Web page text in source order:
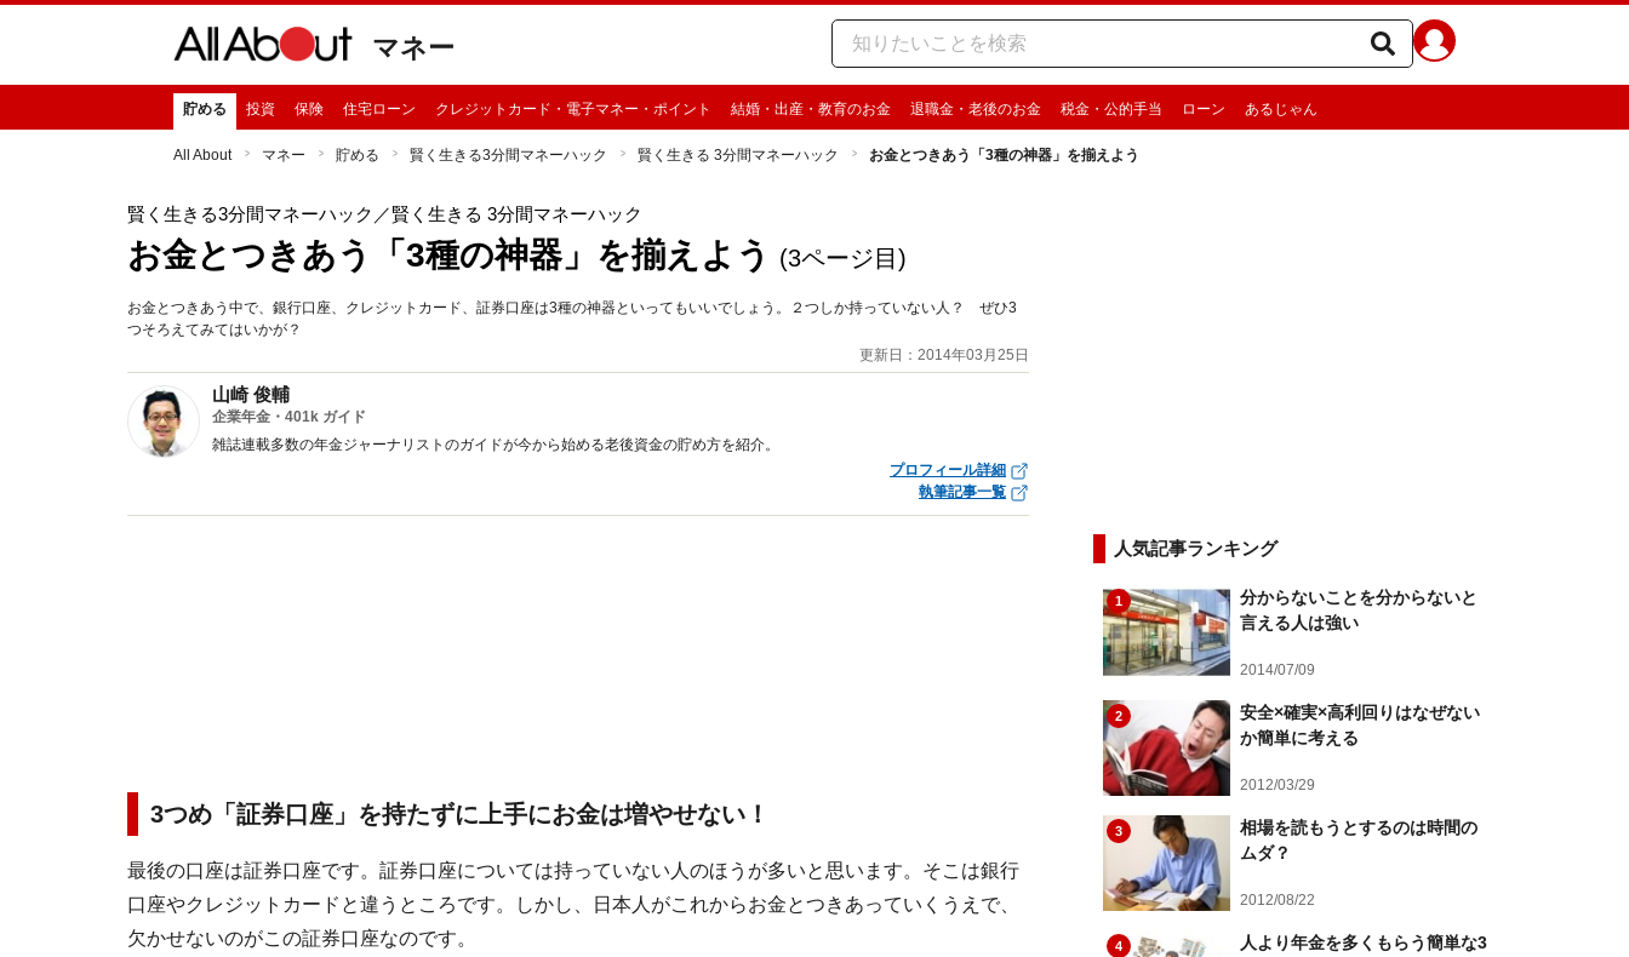
マネー
貯める 投資 保険 住宅ローン クレジットカード・電子マネー・ポイント 結婚・出産・教育のお金 退職金・老後のお金 税金・公的手当 ローン あるじゃん
All About マネー 貯める 賢く生きる3分間マネーハック 賢く生きる 3分間マネーハック お金とつきあう「3種の神器」を揃えよう
賢く生きる3分間マネーハック ／賢く生きる 3分間マネーハック
お金とつきあう「3種の神器」を揃えよう (3ページ目)
お金とつきあう中で、銀行口座、クレジットカード、証券口座は3種の神器といってもいいでしょう。２つしか持っていない人？ ぜひ3
つそろえてみてはいかが？
更新日：2014年03月25日
山崎 俊輔
企業年金・401k ガイド
雑誌連載多数の年金ジャーナリストのガイドが今から始める老後資金の貯め方を紹介。
プロフィール詳細
執筆記事一覧
3つめ「証券口座」を持たずに上手にお金は増やせない！
最後の口座は証券口座です。証券口座については持っていない人のほうが多いと思います。そこは銀行
口座やクレジットカードと違うところです。しかし、日本人がこれからお金とつきあっていくうえで、
欠かせないのがこの証券口座なのです。
人気記事ランキング
1
分からないことを分からないと
言える人は強い
2014/07/09
2
安全×確実×高利回りはなぜない
か簡単に考える
2012/03/29
3
相場を読もうとするのは時間の
ムダ？
2012/08/22
4
人より年金を多くもらう簡単な3